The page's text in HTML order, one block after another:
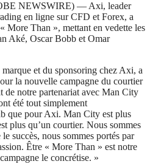
NEWSWIRE) — Axi, leader
en ligne sur CFD et Forex, a
More Than », mettant en vedette les
Aké, Oscar Bobb et Omar
et du sponsoring chez Axi, a
la nouvelle campagne du courtier
de notre partenariat avec Man City
été tout simplement
que pour Axi. Man City est plus
plus qu’un courtier. Nous sommes
succès, nous sommes portés par
Être « More Than » est notre
le concrétise. »